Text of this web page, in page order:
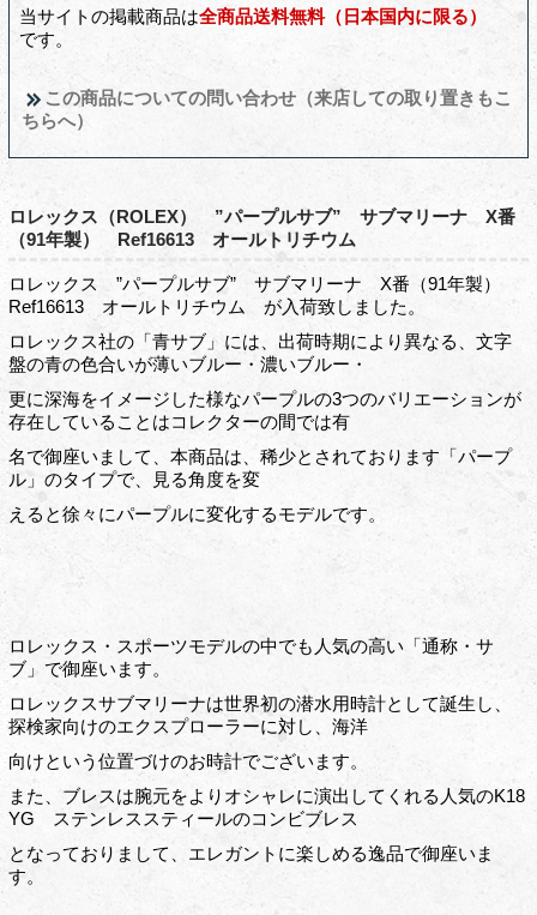
当サイトの掲載商品は全商品送料無料（日本国内に限る）
です。
この商品についての問い合わせ（来店しての取り置きもこ
ちらへ）
ロレックス（ROLEX） ”パープルサブ” サブマリーナ X番
（91年製） Ref16613 オールトリチウム
ロレックス ”パープルサブ” サブマリーナ X番（91年製）
Ref16613 オールトリチウム が入荷致しました。
ロレックス社の「青サブ」には、出荷時期により異なる、文字
盤の青の色合いが薄いブルー・濃いブルー・
更に深海をイメージした様なパープルの3つのバリエーションが
存在していることはコレクターの間では有
名で御座いまして、本商品は、稀少とされております「パープ
ル」のタイプで、見る角度を変
えると徐々にパープルに変化するモデルです。
ロレックス・スポーツモデルの中でも人気の高い「通称・サ
ブ」で御座います。
ロレックスサブマリーナは世界初の潜水用時計として誕生し、
探検家向けのエクスプローラーに対し、海洋
向けという位置づけのお時計でございます。
また、ブレスは腕元をよりオシャレに演出してくれる人気のK18
YG ステンレススティールのコンビブレス
となっておりまして、エレガントに楽しめる逸品で御座いま
す。